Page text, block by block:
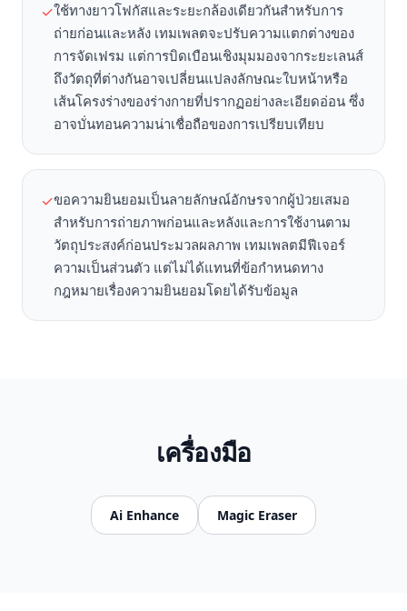
✓ใช้ทางยาวโฟกัสและระยะกล้องเดียวกันสำหรับการ
ถ่ายก่อนและหลัง เทมเพลตจะปรับความแตกต่างของ
การจัดเฟรม แต่การบิดเบือนเชิงมุมมองจากระยะเลนส์
ถึงวัตถุที่ต่างกันอาจเปลี่ยนแปลงลักษณะใบหน้าหรือ
เส้นโครงร่างของร่างกายที่ปรากฏอย่างละเอียดอ่อน ซึ่ง
อาจบั่นทอนความน่าเชื่อถือของการเปรียบเทียบ
✓ขอความยินยอมเป็นลายลักษณ์อักษรจากผู้ป่วยเสมอ
สำหรับการถ่ายภาพก่อนและหลังและการใช้งานตาม
วัตถุประสงค์ก่อนประมวลผลภาพ เทมเพลตมีฟีเจอร์
ความเป็นส่วนตัว แต่ไม่ได้แทนที่ข้อกำหนดทาง
กฎหมายเรื่องความยินยอมโดยได้รับข้อมูล
เครื่องมือ
Ai Enhance Magic Eraser